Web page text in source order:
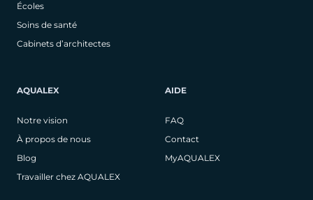
Écoles
Soins de santé
Cabinets d’architectes
AQUALEX
Notre vision
À propos de nous
Blog
Travailler chez AQUALEX
AIDE
FAQ
Contact
MyAQUALEX